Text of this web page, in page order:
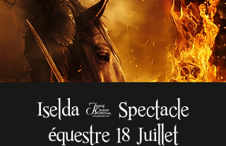
Iselda - Spectacle
équestre 18 Juillet